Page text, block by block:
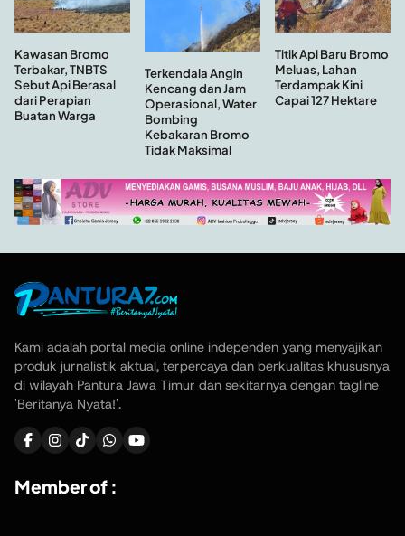
Kawasan Bromo
Terbakar, TNBTS
Sebut Api Berasal
dari Perapian
Buatan Warga
Terkendala Angin
Kencang dan Jam
Operasional, Water
Bombing
Kebakaran Bromo
Tidak Maksimal
Titik Api Baru Bromo
Meluas, Lahan
Terdampak Kini
Capai 127 Hektare
Kami adalah portal media online independen yang menyajikan
produk jurnalistik aktual, terpercaya dan berkualitas khususnya
di wilayah Pantura Jawa Timur dan sekitarnya dengan tagline
'Beritanya Nyata!'.
Member of :